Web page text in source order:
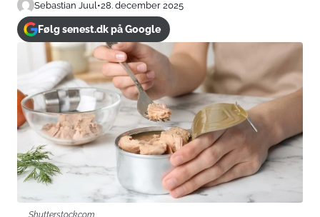
Sebastian Juul •28. december 2025
Følg senest.dk på Google
Shutterstock.com